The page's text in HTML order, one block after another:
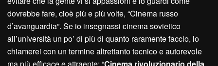
dovrebbe fare, cioè più e più volte, “Cinema russo
d’avanguardia”. Se io insegnassi cinema sovietico
all’università un po’ di più di quanto raramente faccio, lo
chiamerei con un termine altrettanto tecnico e autorevole
ma più efficace e attraente: “Cinema rivoluzionario della